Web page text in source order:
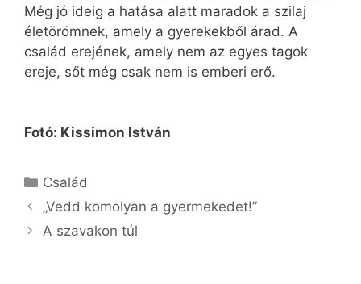
Még jó ideig a hatása alatt maradok a szilaj
életörömnek, amely a gyerekekből árad. A
család erejének, amely nem az egyes tagok
ereje, sőt még csak nem is emberi erő.
Fotó: Kissimon István
Kategória
Család
„Vedd komolyan a gyermekedet!”
A szavakon túl